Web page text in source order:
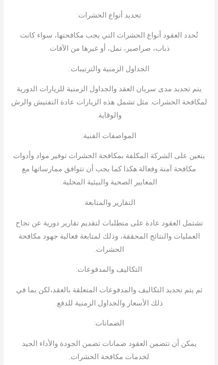
تحديد أنواع الحشرات:
تُحدد العقود أنواع الحشرات التي يجب مكافحتها، سواء كانت
ذباب، صراصير، نمل، أو غيرها من الآفات.
الجداول الزمنية والترتيبات:
يتم تحديد مدى سريان العقد والجداول الزمنية للزيارات الدورية
لمكافحة الحشرات. مثل تشمل هذه الزيارات عادة التفتيش والرش
والوقاية.
المواصفات الفنية:
يتعين على الشركة المكلفة بمكافحة الحشرات توفير مواد وأدوات
مكافحة آمنة وفعالة.هكذا كما يجب أن تتوافق ممارساتها مع
المعايير الصحية والبيئية المحلية.
التقارير والمتابعة:
تشتمل العقود عادة على متطلبات لتقديم تقارير دورية عن نجاح
العمليات والنتائج المحققة، وذلك لمتابعة فعالية جهود مكافحة
الحشرات.
التكاليف والمدفوعات:
ثم يتم تحديد التكاليف والمدفوعات المتعلقة بالعقد،لكن بما في
ذلك الأسعار والجداول الزمنية للدفع.
الضمانات:
يمكن أن تتضمن العقود ضمانات تضمن الجودة والأداء الجيد
لخدمات مكافحة الحشرات.